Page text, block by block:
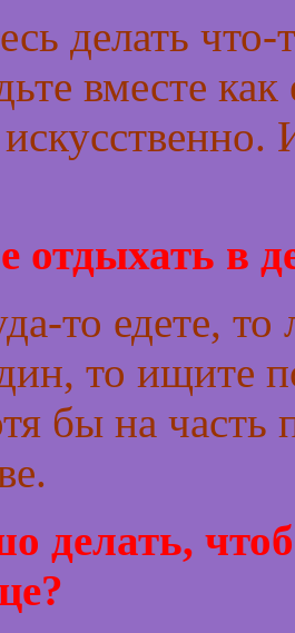
делать
вместе
отдыхать в
то едете,
то ищите
бы на часть
делать,